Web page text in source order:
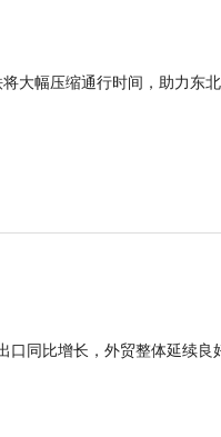
大幅压缩通行时间，助力东
口同比增长，外贸整体延续良